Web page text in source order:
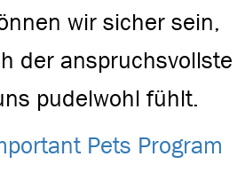
wir sicher sein,
der anspruchsvollste
pudelwohl fühlt.
Pets Program